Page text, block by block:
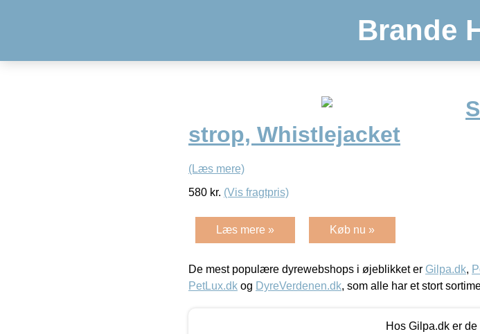
Brande
strop, Whistlejacket
(Læs mere)
580 kr. (Vis fragtpris)
Læs mere » Køb nu »
De mest populære dyrewebshops i øjeblikket er Gilpa.dk,
PetLux.dk og DyreVerdenen.dk, som alle har et stort
Hos Gilpa.dk er